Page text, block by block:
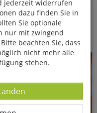
jederzeit widerrufen
dazu finden Sie in
Sie optionale
nur mit zwingend
beachten Sie, dass
nicht mehr alle
stehen.
-